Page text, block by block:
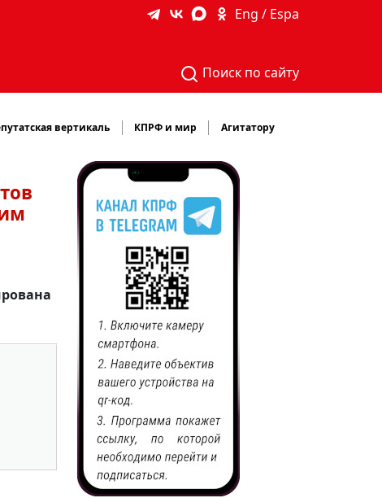
Eng / Espa
Поиск по сайту
вертикаль КПРФ и мир Агитатору